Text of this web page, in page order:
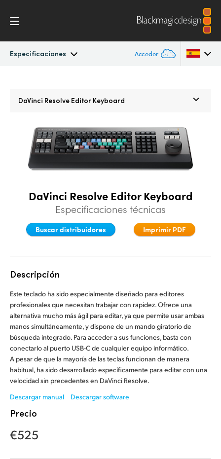
Especificaciones
Novedades
Edición
Colaboración
Teclado
Paneles
Consolas
Studio
Australia
Brazil
Canada
Denmark
Finland
Germany
Hong Kong SAR, China
India
Italy
Japan
Korea
Mexico
Acceder
Australia
Brazil
Canada
Denmark
Finland
Germany
Hong Kong SAR, China
India
Italy
Japan
Korea
Mexico
DaVinci Resolve Editor Keyboard
DaVinci Resolve Editor Keyboard
Especificaciones técnicas
Buscar distribuidores Imprimir PDF
Descripción
Este teclado ha sido especialmente diseñado para editores
profesionales que necesitan trabajar con rapidez. Ofrece una
alternativa mucho más ágil para editar, ya que permite usar ambas
manos simultáneamente, y dispone de un mando giratorio de
búsqueda integrado. Para acceder a sus funciones, basta con
conectarlo al puerto USB-C de cualquier equipo informático.
A pesar de que la mayoría de las teclas funcionan de manera
habitual, ha sido desarrollado específicamente para editar con una
velocidad sin precedentes en DaVinci Resolve.
Descargar manual
Descargar software
Precio
€525